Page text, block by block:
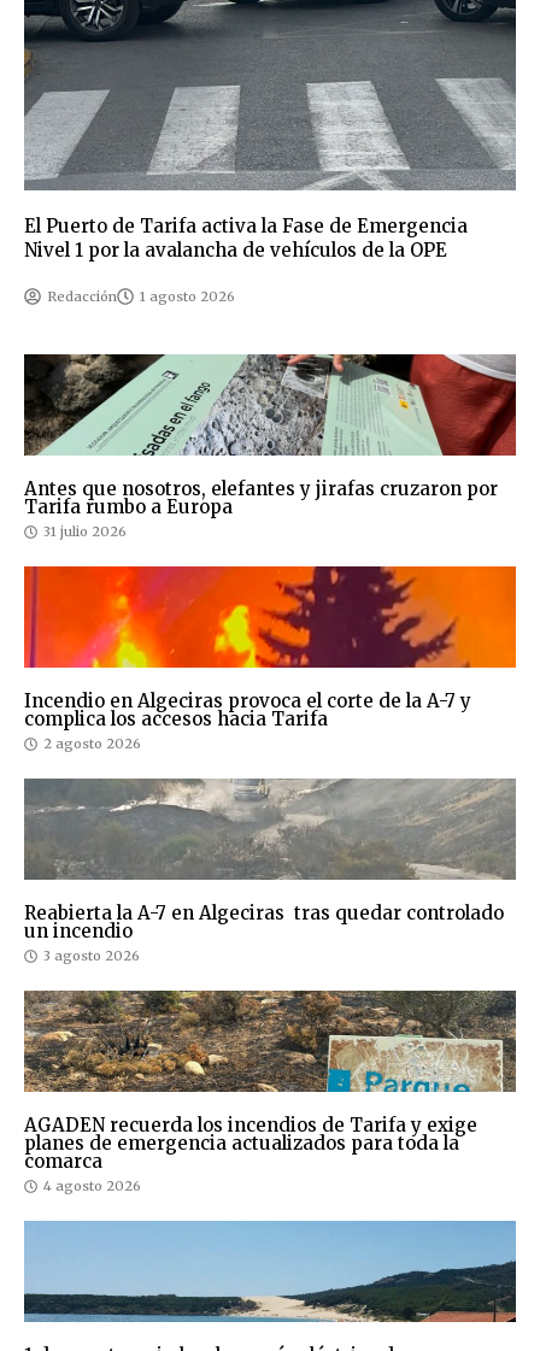
El Puerto de Tarifa activa la Fase de Emergencia
Nivel 1 por la avalancha de vehículos de la OPE
Redacción 1 agosto 2026
Antes que nosotros, elefantes y jirafas cruzaron por
Tarifa rumbo a Europa
31 julio 2026
Incendio en Algeciras provoca el corte de la A-7 y
complica los accesos hacia Tarifa
2 agosto 2026
Reabierta la A-7 en Algeciras tras quedar controlado
un incendio
3 agosto 2026
AGADEN recuerda los incendios de Tarifa y exige
planes de emergencia actualizados para toda la
comarca
4 agosto 2026